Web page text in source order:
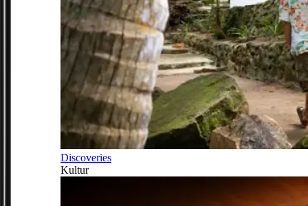
Discoveries
Kultur